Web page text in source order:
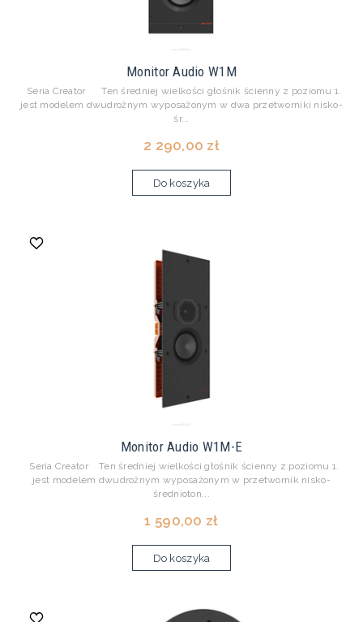
Monitor Audio W1M
Seria Creator Ten średniej wielkości głośnik ścienny z poziomu 1.
jest modelem dwudrożnym wyposażonym w dwa przetworniki nisko-
śr...
2 290,00 zł
Do koszyka
Monitor Audio W1M-E
Seria Creator Ten średniej wielkości głośnik ścienny z poziomu 1.
jest modelem dwudrożnym wyposażonym w przetwornik nisko-
średnioton...
1 590,00 zł
Do koszyka